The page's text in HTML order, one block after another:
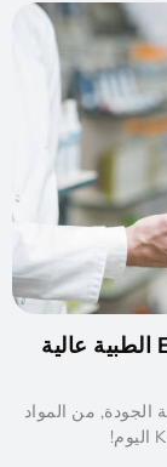
ما الذي يجب أن تبحث عنه في حالة EVA الطبية عالية
الجودة, من المواد